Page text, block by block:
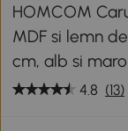
HOMCOM
MDF si lemn
cm, alb si maro
4.8 (13)